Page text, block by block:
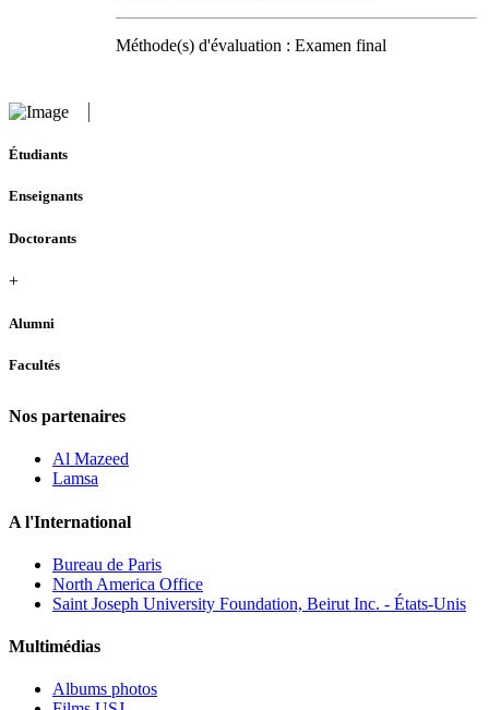
Méthode(s) d'évaluation : Examen final
Étudiants
Enseignants
Doctorants
+
Alumni
Facultés
Nos partenaires
Al Mazeed
Lamsa
A l'International
Bureau de Paris
North America Office
Saint Joseph University Foundation, Beirut Inc. - États-Unis
Multimédias
Albums photos